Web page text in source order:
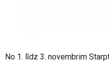
No 1. līdz 3. novembrim